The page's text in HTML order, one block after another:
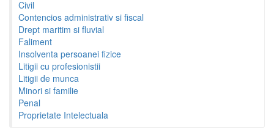
Civil
Contencios administrativ si fiscal
Drept maritim si fluvial
Faliment
Insolventa persoanei fizice
Litigii cu profesionistii
Litigii de munca
Minori si familie
Penal
Proprietate Intelectuala